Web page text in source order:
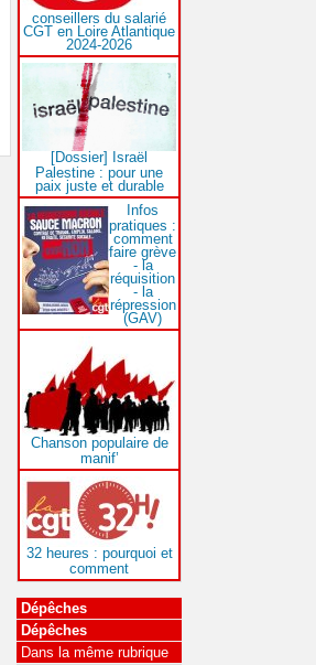
conseillers du salarié
CGT en Loire Atlantique
2024-2026
[Dossier] Israël
Palestine : pour une
paix juste et durable
Infos
pratiques :
comment
faire grève
- la
réquisition
- la
répression
(GAV)
Chanson populaire de
manif’
32 heures : pourquoi et
comment
Dépêches
Dépêches
Dans la même rubrique